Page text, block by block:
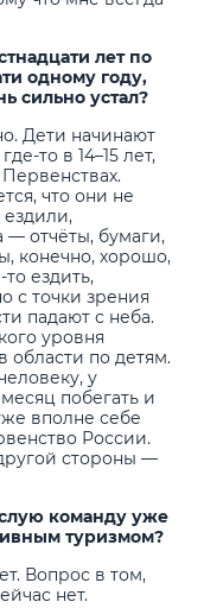
лет по
одному году,
сильно устал?
Дети начинают
то в 14–15 лет,
что они не
ездили,
— отчёты, бумаги,
конечно, хорошо,
ездить,
с точки зрения
падают с неба.
уровня
области по детям.
у
побегать и
вполне себе
России.
стороны —
команду уже
туризмом?
Вопрос в том,
нет.